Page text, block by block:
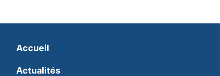
Accueil
Actualités